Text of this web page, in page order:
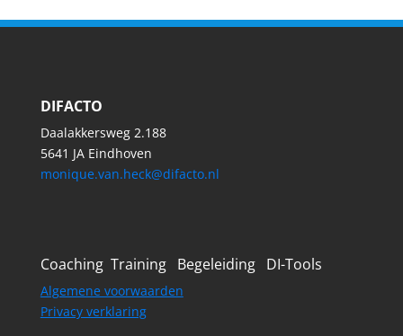
DIFACTO
Daalakkersweg 2.188
5641 JA Eindhoven
monique.van.heck@difacto.nl
Coaching Training Begeleiding DI-Tools
Algemene voorwaarden
Privacy verklaring